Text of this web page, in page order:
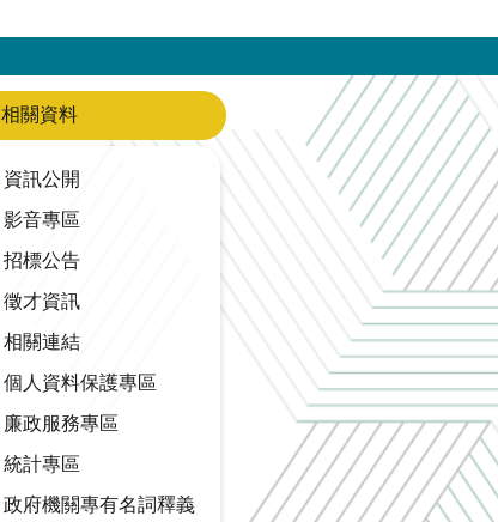
相關資料
資訊公開
影音專區
招標公告
徵才資訊
相關連結
個人資料保護專區
廉政服務專區
統計專區
政府機關專有名詞釋義